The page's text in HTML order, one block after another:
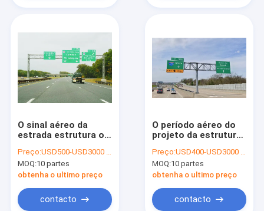
O sinal aéreo da
estrada estrutura os
fabricantes do
modilhão do apoio
Preço:USD500-USD3000 /piece
MOQ:10 partes
obtenha o ultimo preço
contacto
O período aéreo do
projeto da estrutura
12 pés galvanizou o
poder polo de aço
Preço:USD400-USD3000 /piece
MOQ:10 partes
obtenha o ultimo preço
contacto